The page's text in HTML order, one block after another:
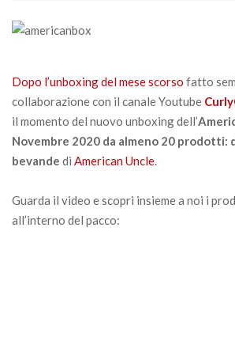
Dopo l’unboxing del mese scorso fatto
collaborazione con il canale Youtube
il momento del nuovo unboxing dell’
Novembre 2020 da almeno 20 prodotti:
bevande di American Uncle.
Guarda il video e scopri insieme a noi i
all’interno del pacco: